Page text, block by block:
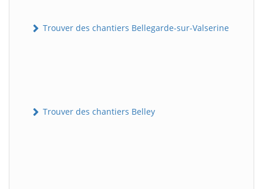
Trouver des chantiers Bellegarde-sur-Valserine
Trouver des chantiers Belley